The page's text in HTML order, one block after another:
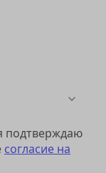
подтверждаю
согласие на